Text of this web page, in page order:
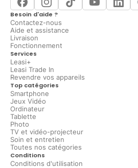
Besoin d'aide ?
Contactez-nous
Aide et assistance
Livraison
Fonctionnement
Services
Leasi+
Leasi Trade In
Revendre vos appareils
Top catégories
Smartphone
Jeux Vidéo
Ordinateur
Tablette
Photo
TV et vidéo-projecteur
Soin et entretien
Toutes nos catégories
Conditions
Conditions d'utilisation